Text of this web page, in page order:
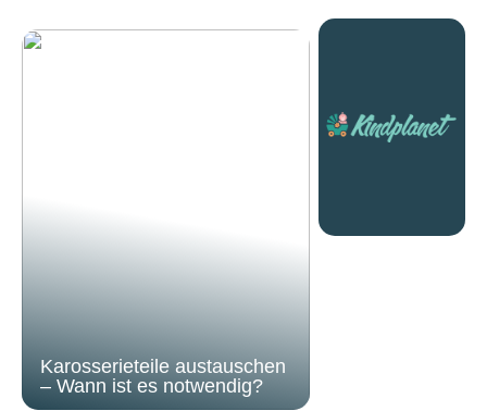
Karosserieteile austauschen
– Wann ist es notwendig?